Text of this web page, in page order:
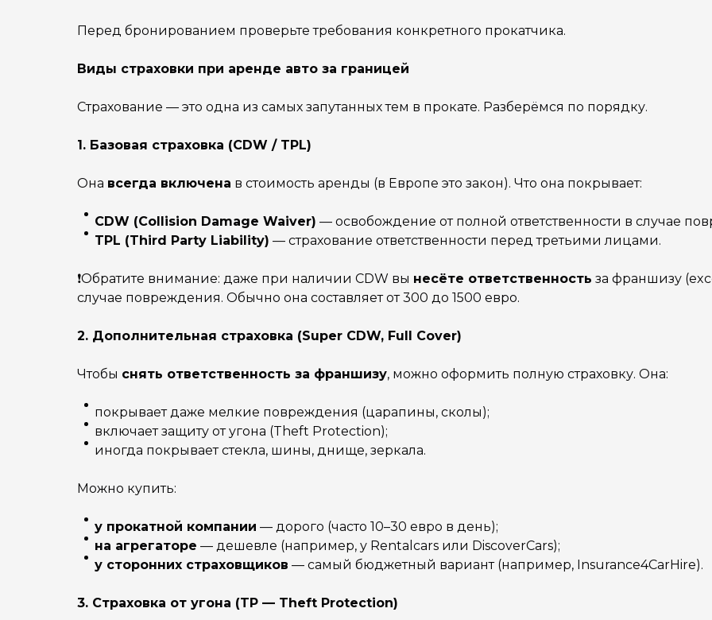
Перед бронированием проверьте требования конкретного прокатчика.
Виды страховки при аренде авто за границей
Страхование — это одна из самых запутанных тем в прокате. Разберёмся по порядку.
1. Базовая страховка (CDW / TPL)
Она всегда включена в стоимость аренды (в Европе это закон). Что она покрывает:
CDW (Collision Damage Waiver) — освобождение от полной ответственности в случае
TPL (Third Party Liability) — страхование ответственности перед третьими лицами.
❗️Обратите внимание: даже при наличии CDW вы несёте ответственность за франшизу
случае повреждения. Обычно она составляет от 300 до 1500 евро.
2. Дополнительная страховка (Super CDW, Full Cover)
Чтобы снять ответственность за франшизу, можно оформить полную страховку. Она:
покрывает даже мелкие повреждения (царапины, сколы);
включает защиту от угона (Theft Protection);
иногда покрывает стекла, шины, днище, зеркала.
Можно купить:
у прокатной компании — дорого (часто 10–30 евро в день);
на агрегаторе — дешевле (например, у Rentalcars или DiscoverCars);
у сторонних страховщиков — самый бюджетный вариант (например, Insurance4CarHire).
3. Страховка от угона (TP — Theft Protection)